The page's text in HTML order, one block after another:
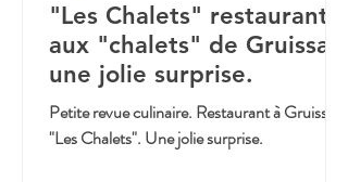
"Les Chalets" restaurant
aux "chalets" de Gruissan,
une jolie surprise.
Petite revue culinaire. Restaurant à Gruissan.
"Les Chalets". Une jolie surprise.